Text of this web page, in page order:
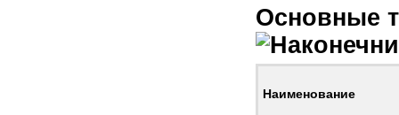
Основные
Наименование